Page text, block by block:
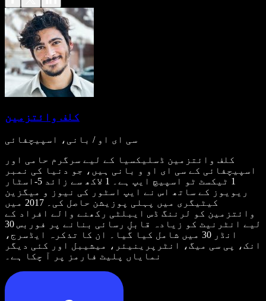
کلف وائتزمین
سی ای او / بانی، اسپیچفائی
کلف وائتزمین ڈسلیکسیا کے لیے سرگرم حامی اور
اسپیچفائی کے سی ای او و بانی ہیں، جو دنیا کی نمبر
1 ٹیکسٹ ٹو اسپیچ ایپ ہے۔ 1 لاکھ سے زائد 5-اسٹار
ریویوز کے ساتھ اس نے ایپ اسٹور کی نیوز و میگزین
کیٹیگری میں پہلی پوزیشن حاصل کی۔ 2017 میں
وائتزمین کو لرننگ ڈس ایبلٹی رکھنے والے افراد کے
لیے انٹرنیٹ کو زیادہ قابلِ رسائی بنانے پر فوربس 30
انڈر 30 میں شامل کیا گیا۔ ان کا تذکرہ ایڈسرج،
انک، پی سی میگ، انٹرپرینیئر، میشیبل اور کئی دیگر
نمایاں پلیٹ فارمز پر آ چکا ہے۔